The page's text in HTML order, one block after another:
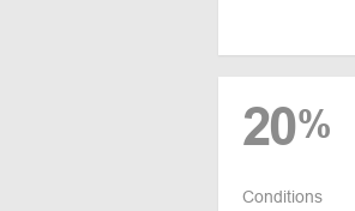
20%
Conditions